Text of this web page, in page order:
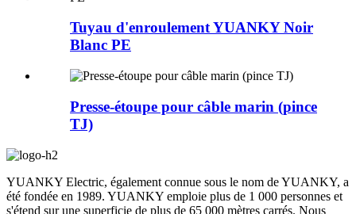
Tuyau d'enroulement YUANKY Noir
Blanc PE
Presse-étoupe pour câble marin (pince
TJ)
YUANKY Electric, également connue sous le nom de YUANKY, a
été fondée en 1989. YUANKY emploie plus de 1 000 personnes et
s'étend sur une superficie de plus de 65 000 mètres carrés. Nous